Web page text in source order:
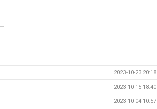
2023-10-23 20:18
2023-10-15 18:40
2023-10-04 10:57